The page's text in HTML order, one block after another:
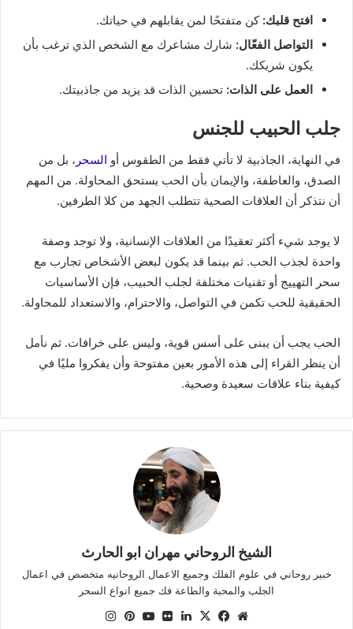
افتح قلبك: كن متفتحًا لمن يقابلهم في حياتك.
التواصل الفعّال: شارك مشاعرك مع الشخص الذي ترغب بأن
يكون شريكك.
العمل على الذات: تحسين الذات قد يزيد من جاذبيتك.
جلب الحبيب للجنس
في النهاية، الجاذبية لا تأتي فقط من الطقوس أو السحر ، بل من
الصدق، والعاطفة، والإيمان بأن الحب يستحق المحاولة. من المهم
أن نتذكر أن العلاقات الصحية تتطلب الجهد من كلا الطرفين.
لا يوجد شيء أكثر تعقيدًا من العلاقات الإنسانية، ولا توجد وصفة
واحدة لجذب الحب. ثم بينما قد يكون لبعض الأشخاص تجارب مع
سحر التهييج أو تقنيات مختلفة لجلب الحبيب، فإن الأساسيات
الحقيقية للحب تكمن في التواصل، والاحترام، والاستعداد للمحاولة.
الحب يجب أن يبنى على أسس قوية، وليس على خرافات. ثم نأمل
أن ينظر القراء إلى هذه الأمور بعين مفتوحة وأن يفكروا مليًا في
كيفية بناء علاقات سعيدة وصحية.
الشيخ الروحاني مهران ابو الحارث
خبير روحاني في علوم الفلك وجميع الاعمال الروحانيه متخصص في اعمال
الجلب والمحبة والطاعة فك جميع انواع السحر
موقعفيسبوك
X لينكدإن
صور يوتيوببينتيريست